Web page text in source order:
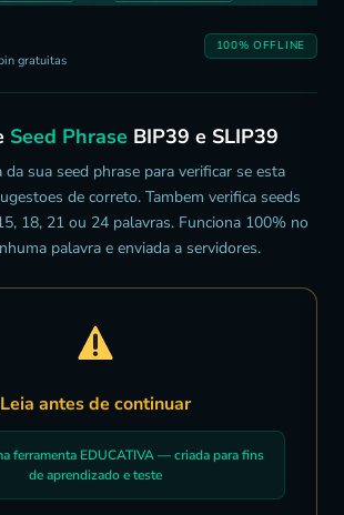
gratuitas
100% OFFLINE
Seed Phrase BIP39 e SLIP39
sua seed phrase para verificar se esta
de correto. Tambem verifica seeds
18, 21 ou 24 palavras. Funciona 100% no
palavra e enviada a servidores.
Leia antes de continuar
ferramenta EDUCATIVA — criada para fins
de aprendizado e teste